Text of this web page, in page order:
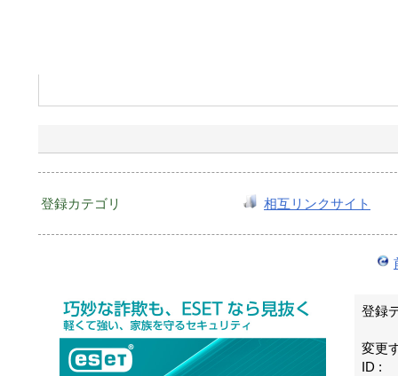
登録カテゴリ 相互リンクサイト
登録
変更
ID